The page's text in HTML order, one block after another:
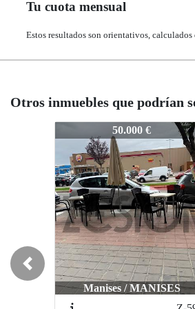
Tu cuota mensual
Estos resultados son orientativos,
Otros inmuebles que podrían
50.000 €
Valencia / olivereta
50.000 €
Valencia / olivereta
Previous